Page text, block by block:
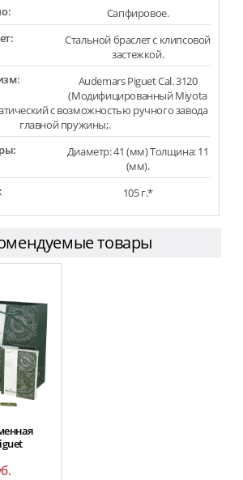
Сапфировое.
Стальной браслет с клипсовой
застежкой.
Audemars Piguet Cal. 3120
(Модифицированный Miyota
с возможностью ручного завода
главной пружины;.
Диаметр: 41 (мм) Толщина: 11
(мм).
105 г.*
товары